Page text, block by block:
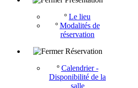
º Le lieu
º Modalités de
réservation
Réservation
º Calendrier -
Disponibilité de la
salle